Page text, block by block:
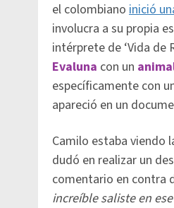
el colombiano inició
involucra a su propia
intérprete de ‘Vida de
Evaluna con un
específicamente con
apareció en un
Camilo estaba viendo
dudó en realizar un
comentario en contra
increíble saliste en